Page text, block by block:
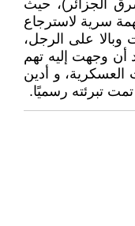
الجزائر)، حيث
سرية لاسترجاع
وبالا على الرجل،
أن وجهت إليه تهم
العسكرية، و أدين